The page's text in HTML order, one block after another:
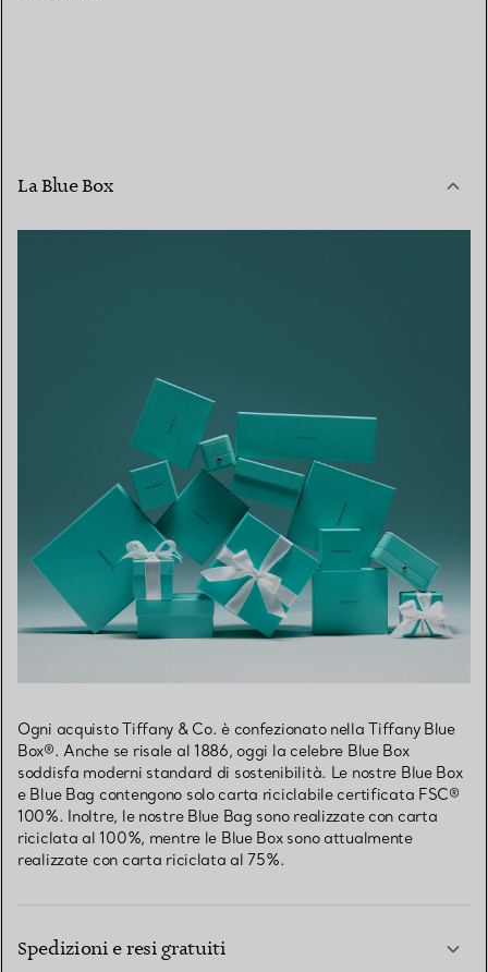
La Blue Box
Ogni acquisto Tiffany & Co. è confezionato nella Tiffany Blue
Box®. Anche se risale al 1886, oggi la celebre Blue Box
soddisfa moderni standard di sostenibilità. Le nostre Blue Box
e Blue Bag contengono solo carta riciclabile certificata FSC®
100%. Inoltre, le nostre Blue Bag sono realizzate con carta
riciclata al 100%, mentre le Blue Box sono attualmente
realizzate con carta riciclata al 75%.
Spedizioni e resi gratuiti